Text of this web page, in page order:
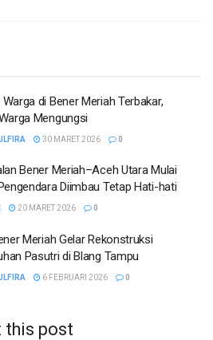
di Bener Meriah Terbakar,
Mengungsi
30 MARET 2026 0
Bener Meriah–Aceh Utara Mulai
Diimbau Tetap Hati-hati
20 MARET 2026 0
Meriah Gelar Rekonstruksi
Pasutri di Blang Tampu
6 FEBRUARI 2026 0
this post